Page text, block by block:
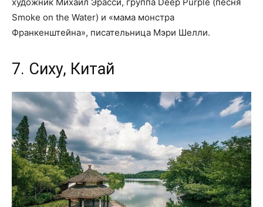
Smoke on the Water) и «мама монстра
Франкенштейна», писательница Мэри Шелли.
7. Сиху, Китай